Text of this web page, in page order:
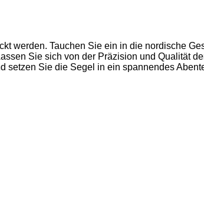
werden. Tauchen Sie ein in die nordische
Sie sich von der Präzision und Qualität
setzen Sie die Segel in ein spannendes